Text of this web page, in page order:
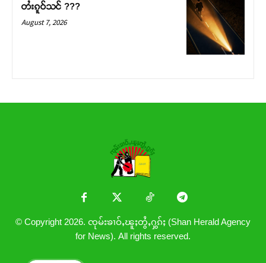
တႆးၵူဝ်သင် ???
August 7, 2026
© Copyright 2026. ၸုမ်းၶၢဝ်ႇၽူႈတွႆႇႁွၵ်ႈ (Shan Herald Agency
for News). All rights reserved.